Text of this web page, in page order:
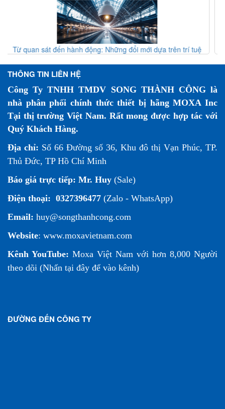
trí tuệ
Giao thức vòng MRP (IEC 62439-2) – Giải pháp dự
THÔNG TIN LIÊN HỆ
Công Ty TNHH TMDV SONG THÀNH CÔNG là
nhà phân phối chính thức thiết bị hãng MOXA Inc
Tại thị trường Việt Nam. Rất mong được hợp tác với
Quý Khách Hàng.
Địa chỉ: Số 66 Đường số 36, Khu đô thị Vạn Phúc, TP.
Thủ Đức, TP Hồ Chí Minh
Báo giá trực tiếp: Mr. Huy (Sale)
Điện thoại: 0327396477 (Zalo - WhatsApp)
Email: huy@songthanhcong.com
Website: www.moxavietnam.com
Kênh YouTube: Moxa Việt Nam với hơn 8,000 Người
theo dõi (Nhấn tại đây để vào kênh)
ĐƯỜNG ĐẾN CÔNG TY